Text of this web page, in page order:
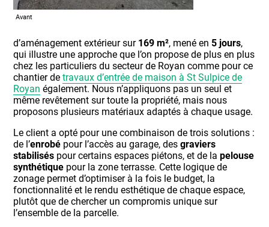
Avant
d’aménagement extérieur sur 169 m², mené en 5 jours,
qui illustre une approche que l’on propose de plus en plus
chez les particuliers du secteur de Royan comme pour ce
chantier detravaux d’entrée de maison à St Sulpice de
Royan également. Nous n’appliquons pas un seul et
même revêtement sur toute la propriété, mais nous
proposons plusieurs matériaux adaptés à chaque usage.
Le client a opté pour une combinaison de trois solutions :
de l’enrobé pour l’accès au garage, desgraviers
stabilisés pour certains espaces piétons, et de lapelouse
synthétique pour la zone terrasse. Cette logique de
zonage permet d’optimiser à la fois le budget, la
fonctionnalité et le rendu esthétique de chaque espace,
plutôt que de chercher un compromis unique sur
l’ensemble de la parcelle.